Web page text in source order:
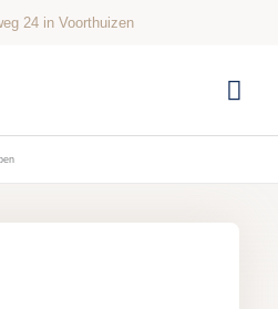
24 in Voorthuizen